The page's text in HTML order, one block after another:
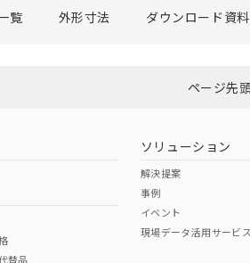
覧 外形寸法 ダウンロード資
ページ先
替品
ソリューション
解決提案
事例
イベント
現場データ活用サービ